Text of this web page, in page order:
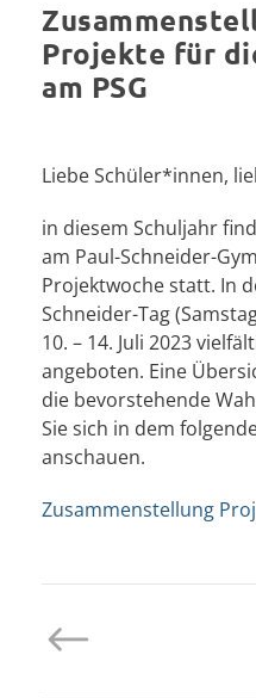
Projekte für
am PSG
Liebe Schüler*innen,
in diesem Schuljahr
am Paul-Schneider-
Projektwoche statt. In
Schneider-Tag
10. – 14. Juli 2023
angeboten. Eine
die bevorstehende
Sie sich in dem
anschauen.
Zusammenstellung